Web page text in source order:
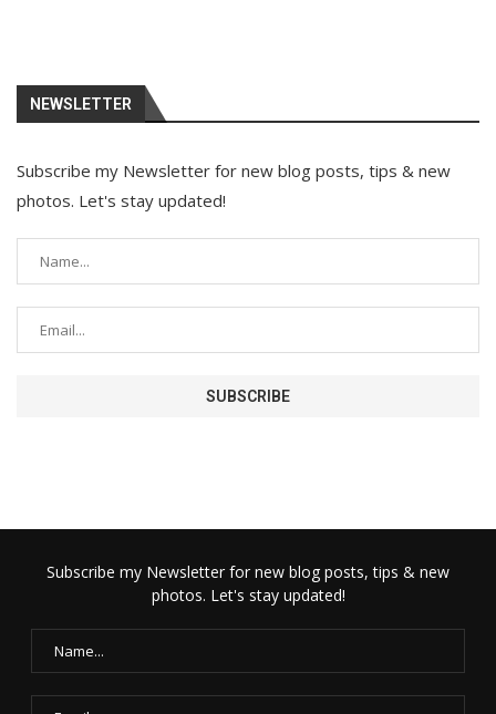
NEWSLETTER
Subscribe my Newsletter for new blog posts, tips & new
photos. Let's stay updated!
Subscribe my Newsletter for new blog posts, tips & new
photos. Let's stay updated!